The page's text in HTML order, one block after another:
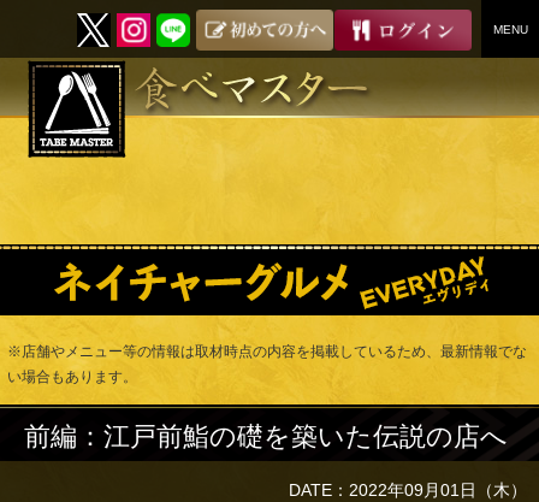
MENU
SKIP
※店舗やメニュー等の情報は取材時点の内容を掲載しているため、最新情報でな
い場合もあります。
前編：江戸前鮨の礎を築いた伝説の店へ
DATE：2022年09月01日（木）